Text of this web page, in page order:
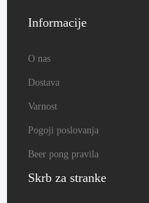
Informacije
O nas
Dostava
Varnost
Pogoji poslovanja
Beer pong pravila
Skrb za stranke